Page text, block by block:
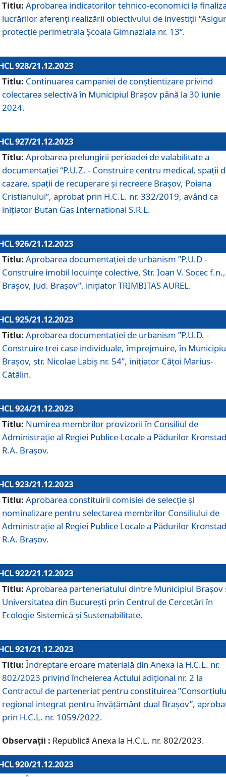
Titlu: Aprobarea indicatorilor tehnico-economici la
lucrărilor aferenți realizării obiectivului de investiții
protecție perimetrala Școala Gimnaziala nr. 13“.
928/21.12.2023
Titlu: Continuarea campaniei de conștientizare privind
colectarea selectivă în Municipiul Braşov până la 30 iunie
2024.
927/21.12.2023
Titlu: Aprobarea prelungirii perioadei de valabilitate a
documentaţiei “P.U.Z. - Construire centru medical, spații
cazare, spații de recuperare și recreere Brașov, Poiana
Cristianului”, aprobat prin H.C.L. nr. 332/2019, având ca
inițiator Butan Gas International S.R.L.
926/21.12.2023
Titlu: Aprobarea documentaţiei de urbanism ”P.U.D -
Construire imobil locuințe colective, Str. Ioan V. Socec f.n.,
Brașov, Jud. Brașov”, inițiator TRIMBITAS AUREL.
925/21.12.2023
Titlu: Aprobarea documentaţiei de urbanism ”P.U.D. -
Construire trei case individuale, împrejmuire, în
Brașov, str. Nicolae Labiș nr. 54”, inițiator Cățoi Marius-
Cătălin.
924/21.12.2023
Titlu: Numirea membrilor provizorii în Consiliul de
Administraţie al Regiei Publice Locale a Pădurilor
R.A. Brașov.
923/21.12.2023
Titlu: Aprobarea constituirii comisiei de selecție și
nominalizare pentru selectarea membrilor Consiliului de
Administrație al Regiei Publice Locale a Pădurilor
R.A. Brașov.
922/21.12.2023
Titlu: Aprobarea parteneriatului dintre Municipiul Brașov
Universitatea din București prin Centrul de Cercetări în
Ecologie Sistemică și Sustenabilitate.
921/21.12.2023
Titlu: Îndreptare eroare materială din Anexa la H.C.L. nr.
802/2023 privind încheierea Actului adițional nr. 2 la
Contractul de parteneriat pentru constituirea
regional integrat pentru învățământ dual Brașov”,
prin H.C.L. nr. 1059/2022.
Observații : Republică Anexa la H.C.L. nr. 802/2023.
920/21.12.2023